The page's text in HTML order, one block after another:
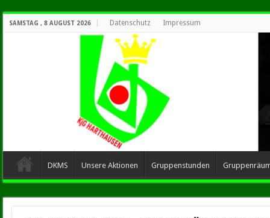
SAMSTAG , 8 AUGUST 2026 Datenschutz Impressum
DKMS Unsere Aktionen Gruppenstunden